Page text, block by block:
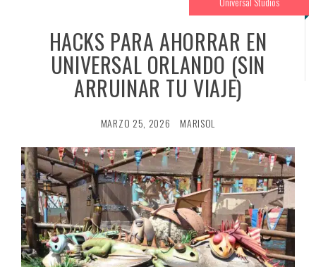
HACKS PARA AHORRAR EN
UNIVERSAL ORLANDO (SIN
ARRUINAR TU VIAJE)
MARZO 25, 2026 MARISOL